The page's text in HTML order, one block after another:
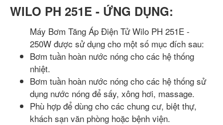
WILO PH 251E - ỨNG DỤNG:
Máy Bơm Tăng Áp Điện Tử Wilo PH 251E -
250W được sử dụng cho một số mục đích sau:
Bơm tuần hoàn nước nóng cho các hệ thống
nhiệt.
Bơm tuần hoàn nước nóng cho các hệ thống sử
dụng nước nóng để sấy, xông hơi, massage.
Phù hợp để dùng cho các chung cư, biệt thự,
khách sạn văn phòng hoặc bệnh viện.